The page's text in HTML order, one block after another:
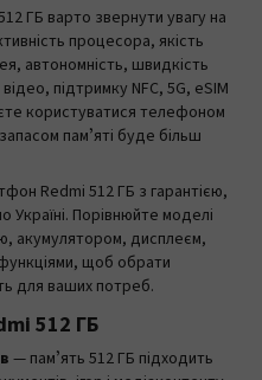
ГБ варто звернути увагу на
процесора, якість
автономність, швидкість
підтримку NFC, 5G, eSIM
користуватися телефоном
памʼяті буде більш
Redmi 512 ГБ з гарантією,
Порівнюйте моделі
акумулятором, дисплеєм,
щоб обрати
для ваших потреб.
512 ГБ
— памʼять 512 ГБ підходить